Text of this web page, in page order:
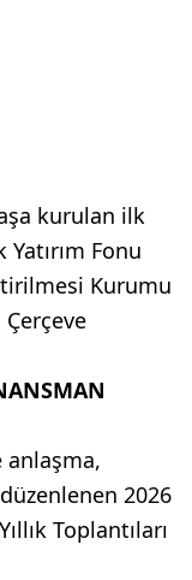
kurulan ilk
Fonu
Kurumu
anlaşma,
2026
Toplantıları